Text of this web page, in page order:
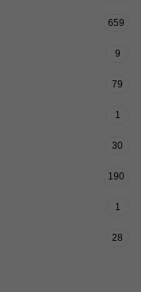
659
9
79
1
30
190
1
28